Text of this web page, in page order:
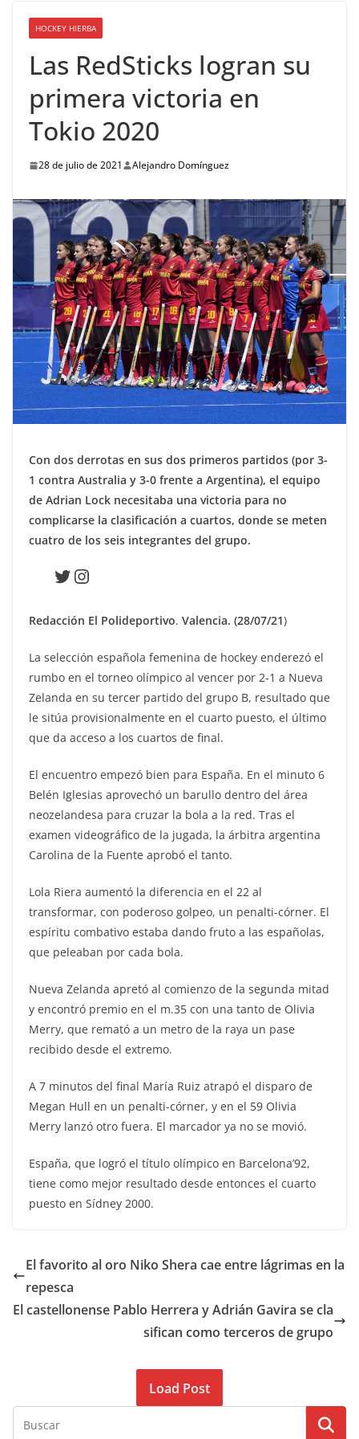
HOCKEY HIERBA
Las RedSticks logran su
primera victoria en
Tokio 2020
28 de julio de 2021 Alejandro Domínguez
Con dos derrotas en sus dos primeros partidos (por 3-
1 contra Australia y 3-0 frente a Argentina), el equipo
de Adrian Lock necesitaba una victoria para no
complicarse la clasificación a cuartos, donde se meten
cuatro de los seis integrantes del grupo.
Twitter
Instagram
Redacción El Polideportivo. Valencia. (28/07/21)
La selección española femenina de hockey enderezó el
rumbo en el torneo olímpico al vencer por 2-1 a Nueva
Zelanda en su tercer partido del grupo B, resultado que
le sitúa provisionalmente en el cuarto puesto, el último
que da acceso a los cuartos de final.
El encuentro empezó bien para España. En el minuto 6
Belén Iglesias aprovechó un barullo dentro del área
neozelandesa para cruzar la bola a la red. Tras el
examen videográfico de la jugada, la árbitra argentina
Carolina de la Fuente aprobó el tanto.
Lola Riera aumentó la diferencia en el 22 al
transformar, con poderoso golpeo, un penalti-córner. El
espíritu combativo estaba dando fruto a las españolas,
que peleaban por cada bola.
Nueva Zelanda apretó al comienzo de la segunda mitad
y encontró premio en el m.35 con una tanto de Olivia
Merry, que remató a un metro de la raya un pase
recibido desde el extremo.
A 7 minutos del final María Ruiz atrapó el disparo de
Megan Hull en un penalti-córner, y en el 59 Olivia
Merry lanzó otro fuera. El marcador ya no se movió.
España, que logró el título olímpico en Barcelona’92,
tiene como mejor resultado desde entonces el cuarto
puesto en Sídney 2000.
El favorito al oro Niko Shera cae entre lágrimas en la
repesca
El castellonense Pablo Herrera y Adrián Gavira se cla
sifican como terceros de grupo
Load Post